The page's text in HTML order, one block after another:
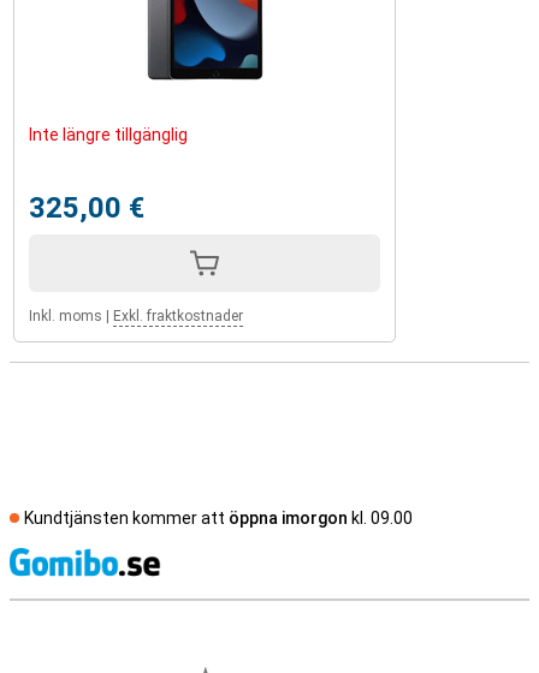
Inte längre tillgänglig
325,00 €
Inkl. moms Exkl. fraktkostnader
Kundtjänsten kommer att öppna imorgon kl. 09.00